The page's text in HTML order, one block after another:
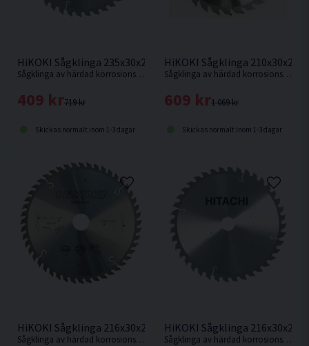
HiKOKI Sågklinga 235x30x2,1mm 20T
Sågklinga av härdad korrosionsbeständigt stål för kapning i hårt och mjukt trä.
719 kr
409 kr
Skickas normalt inom 1-3 dagar
HiKOKI Sågklinga
Sågklinga av härdad korrosionsbeständigt stål för sågning i hårt och mjukt trä.
1 069 kr
609 kr
Skickas normalt inom 1-3 dagar
HiKOKI Sågklinga 216x30x2,3mm 48T
Sågklinga av härdad korrosionsbeständigt stål för mycket fin sågning i hårt och mjukt trä.
HiKOKI Sågklinga
Sågklinga av härdad korrosionsbeständigt stål för mycket fin sågning i hårt och mjukt trä.